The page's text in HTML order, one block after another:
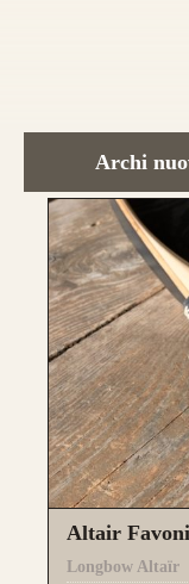
bambù.
Fibre di
Archi
Altair
Longbow Altaïr